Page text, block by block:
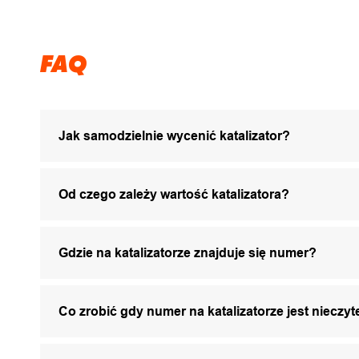
FAQ
Jak samodzielnie wycenić katalizator?
Od czego zależy wartość katalizatora?
Gdzie na katalizatorze znajduje się numer?
Co zrobić gdy numer na katalizatorze jest